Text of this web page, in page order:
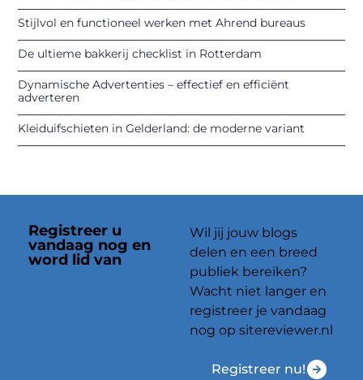
Stijlvol en functioneel werken met Ahrend bureaus
De ultieme bakkerij checklist in Rotterdam
Dynamische Advertenties – effectief en efficiënt
adverteren
Kleiduifschieten in Gelderland: de moderne variant
Registreer u
vandaag nog en
word lid van
Wil jij jouw blogs
delen en een breed
publiek bereiken?
Wacht niet langer en
registreer je vandaag
nog op sitereviewer.nl
Registreer nu!